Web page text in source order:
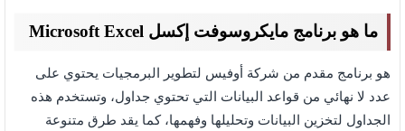
ما هو برنامج مايكروسوفت إكسل Microsoft Excel
هو برنامج مقدم من شركة أوفيس لتطوير البرمجيات يحتوي على
عدد لا نهائي من قواعد البيانات التي تحتوي جداول، وتستخدم هذه
الجداول لتخزين البيانات وتحليلها وفهمها، كما يقد طرق متنوعة